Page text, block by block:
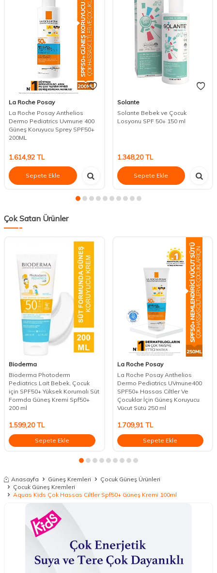
La Roche Posay
La Roche Posay Anthelios
Dermo Pediatrics Uvmune 400
Güneş Koruyucu Sprey SPF50+
200ML
1.614,92 TL
Sepete Ekle
Solante
Solante Bebek ve Çocuk
Losyonu SPF 50+ 150 ml
1.348,20TL
Sepete Ekle
Çok Satan Ürünler
Bioderma
Bioderma Photoderm
Pediatrics Lait Bebek, Çocuk
için SPF50+ Yüksek Korumalı Süt
Formda Güneş Kremi Spf50+
200 ml
1.599,20TL
Sepete Ekle
La Roche Posay
La Roche Posay Anthelios
Dermo Pediatrics UVmune400
SPF50+ Hassas Ciltler Ve
Çocuklar İçin Güneş Koruyucu
Vücut Sütü 250 ml
1.709,91TL
Sepete Ekle
Anasayfa Güneş Kremleri
Çocuk Güneş Ürünleri
Çocuk Güneş Kremleri
Aquas Kids Çok Hassas Ciltler Spf50+ Güneş Kremi 100ml